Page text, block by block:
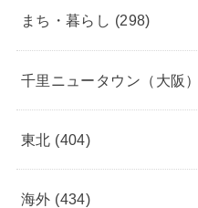
まち・暮らし (298)
千里ニュータウン（大阪）
東北 (404)
海外 (434)